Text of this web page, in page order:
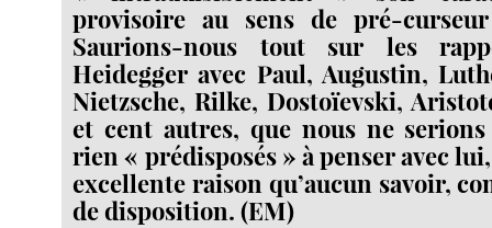
provisoire au sens de pré-
Saurions-nous tout sur les
Heidegger avec Paul, Augustin,
Nietzsche, Rilke, Dostoïevski,
et cent autres, que nous ne
rien « prédisposés » à penser avec
excellente raison qu’aucun savoir,
de disposition. (EM)